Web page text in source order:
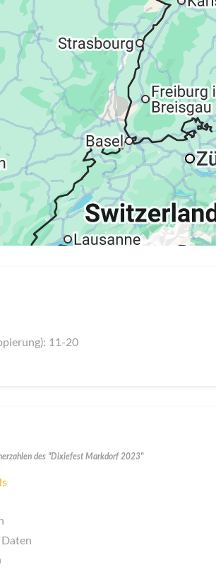
11-20
des "Dixiefest Markdorf 2023"
Daten